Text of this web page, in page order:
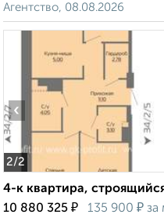
Агентство, 08.08.2026
2/2
‹
4-к квартира,
10 880 325 ₽ 135 900 ₽ за